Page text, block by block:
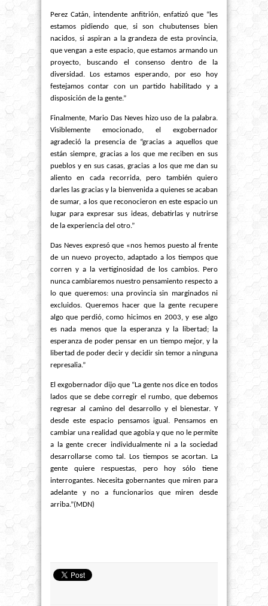
Perez Catán, intendente anfitrión, enfatizó que “les
estamos pidiendo que, si son chubutenses bien
nacidos, si aspiran a la grandeza de esta provincia,
que vengan a este espacio, que estamos armando un
proyecto, buscando el consenso dentro de la
diversidad. Los estamos esperando, por eso hoy
festejamos contar con un partido habilitado y a
disposición de la gente.”
Finalmente, Mario Das Neves hizo uso de la palabra.
Visiblemente emocionado, el exgobernador
agradeció la presencia de “gracias a aquellos que
están siempre, gracias a los que me reciben en sus
pueblos y en sus casas, gracias a los que me dan su
aliento en cada recorrida, pero también quiero
darles las gracias y la bienvenida a quienes se acaban
de sumar, a los que reconocieron en este espacio un
lugar para expresar sus ideas, debatirlas y nutrirse
de la experiencia del otro.”
Das Neves expresó que «nos hemos puesto al frente
de un nuevo proyecto, adaptado a los tiempos que
corren y a la vertiginosidad de los cambios. Pero
nunca cambiaremos nuestro pensamiento respecto a
lo que queremos: una provincia sin marginados ni
excluidos. Queremos hacer que la gente recupere
algo que perdió, como hicimos en 2003, y ese algo
es nada menos que la esperanza y la libertad; la
esperanza de poder pensar en un tiempo mejor, y la
libertad de poder decir y decidir sin temor a ninguna
represalia.”
El exgobernador dijo que “La gente nos dice en todos
lados que se debe corregir el rumbo, que debemos
regresar al camino del desarrollo y el bienestar. Y
desde este espacio pensamos igual. Pensamos en
cambiar una realidad que agobia y que no le permite
a la gente crecer individualmente ni a la sociedad
desarrollarse como tal. Los tiempos se acortan. La
gente quiere respuestas, pero hoy sólo tiene
interrogantes. Necesita gobernantes que miren para
adelante y no a funcionarios que miren desde
arriba.”(MDN)